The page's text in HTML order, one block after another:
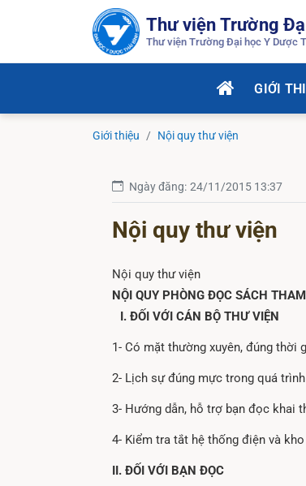
Thư viện Trường
Thư viện Trường Đại học Y Dược
GIỚI
Giới thiệu Nội quy thư viện
Ngày đăng: 24/11/2015 13:37
Nội quy thư viện
Nội quy thư viện
NỘI QUY PHÒNG ĐỌC SÁCH
I. ĐỐI VỚI CÁN BỘ THƯ VIỆN
1- Có mặt thường xuyên, đúng thời
2- Lịch sự đúng mực trong quá
3- Hướng dẫn, hỗ trợ bạn đọc khai
4- Kiểm tra tắt hệ thống điện và
II. ĐỐI VỚI BẠN ĐỌC